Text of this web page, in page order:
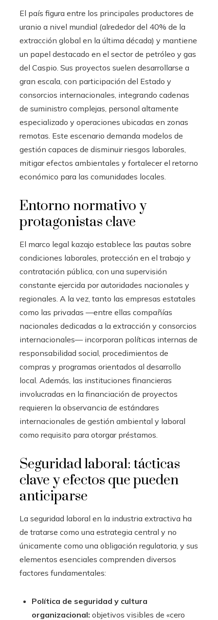
El país figura entre los principales productores de
uranio a nivel mundial (alrededor del 40% de la
extracción global en la última década) y mantiene
un papel destacado en el sector de petróleo y gas
del Caspio. Sus proyectos suelen desarrollarse a
gran escala, con participación del Estado y
consorcios internacionales, integrando cadenas
de suministro complejas, personal altamente
especializado y operaciones ubicadas en zonas
remotas. Este escenario demanda modelos de
gestión capaces de disminuir riesgos laborales,
mitigar efectos ambientales y fortalecer el retorno
económico para las comunidades locales.
Entorno normativo y
protagonistas clave
El marco legal kazajo establece las pautas sobre
condiciones laborales, protección en el trabajo y
contratación pública, con una supervisión
constante ejercida por autoridades nacionales y
regionales. A la vez, tanto las empresas estatales
como las privadas —entre ellas compañías
nacionales dedicadas a la extracción y consorcios
internacionales— incorporan políticas internas de
responsabilidad social, procedimientos de
compras y programas orientados al desarrollo
local. Además, las instituciones financieras
involucradas en la financiación de proyectos
requieren la observancia de estándares
internacionales de gestión ambiental y laboral
como requisito para otorgar préstamos.
Seguridad laboral: tácticas
clave y efectos que pueden
anticiparse
La seguridad laboral en la industria extractiva ha
de tratarse como una estrategia central y no
únicamente como una obligación regulatoria, y sus
elementos esenciales comprenden diversos
factores fundamentales:
Política de seguridad y cultura
organizacional: objetivos visibles de «cero